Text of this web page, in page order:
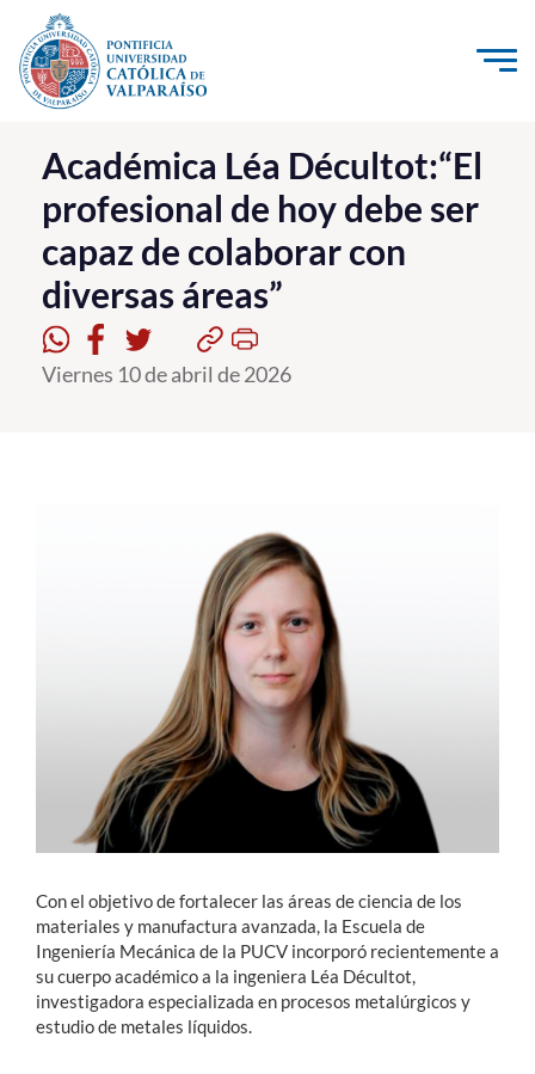
Click acá para ir directamente al contenido
La Universidad
Investigación, Creación e Innovación
PUCV Internacional
Vinculación con el Medio
Admisión
English
Académica Léa Décultot:“El
profesional de hoy debe ser
capaz de colaborar con
diversas áreas”
Viernes 10 de abril de 2026
Con el objetivo de fortalecer las áreas de ciencia de los
materiales y manufactura avanzada, la Escuela de
Ingeniería Mecánica de la PUCV incorporó recientemente a
su cuerpo académico a la ingeniera Léa Décultot,
investigadora especializada en procesos metalúrgicos y
estudio de metales líquidos.